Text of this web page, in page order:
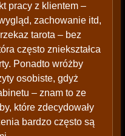
pracy z klientem –
zachowanie itd,
tarota – bez
często zniekształca
Ponadto wróżby
osobiste, gdyż
– znam to ze
które zdecydowały
bardzo często są